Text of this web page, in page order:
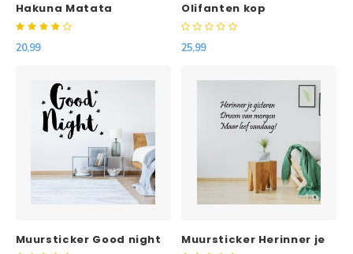
Hakuna Matata
20,99
Olifanten kop
25,99
Muursticker Good night
Muursticker Herinner je